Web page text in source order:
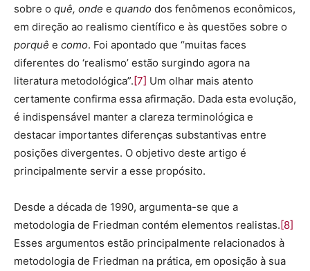
sobre o quê, onde e quando dos fenômenos econômicos,
em direção ao realismo científico e às questões sobre o
porquê e como. Foi apontado que “muitas faces
diferentes do ‘realismo’ estão surgindo agora na
literatura metodológica”.[7] Um olhar mais atento
certamente confirma essa afirmação. Dada esta evolução,
é indispensável manter a clareza terminológica e
destacar importantes diferenças substantivas entre
posições divergentes. O objetivo deste artigo é
principalmente servir a esse propósito.
Desde a década de 1990, argumenta-se que a
metodologia de Friedman contém elementos realistas.[8]
Esses argumentos estão principalmente relacionados à
metodologia de Friedman na prática, em oposição à sua